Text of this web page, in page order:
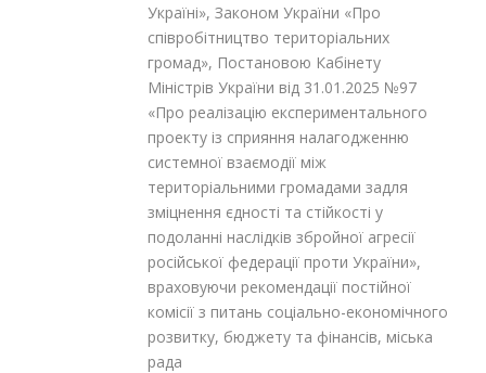
Україні», Законом України «Про
співробітництво територіальних
громад», Постановою Кабінету
Міністрів України від 31.01.2025 №97
«Про реалізацію експериментального
проекту із сприяння налагодженню
системної взаємодії між
територіальними громадами задля
зміцнення єдності та стійкості у
подоланні наслідків збройної агресії
російської федерації проти України»,
враховуючи рекомендації постійної
комісії з питань соціально-економічного
розвитку, бюджету та фінансів, міська
рада